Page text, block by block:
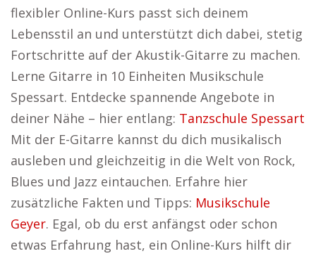
flexibler Online-Kurs passt sich deinem
Lebensstil an und unterstützt dich dabei, stetig
Fortschritte auf der Akustik-Gitarre zu machen.
Lerne Gitarre in 10 Einheiten Musikschule
Spessart. Entdecke spannende Angebote in
deiner Nähe – hier entlang: Tanzschule Spessart
Mit der E-Gitarre kannst du dich musikalisch
ausleben und gleichzeitig in die Welt von Rock,
Blues und Jazz eintauchen. Erfahre hier
zusätzliche Fakten und Tipps: Musikschule
Geyer. Egal, ob du erst anfängst oder schon
etwas Erfahrung hast, ein Online-Kurs hilft dir